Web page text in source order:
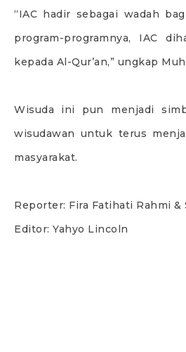
“IAC hadir sebagai wadah
program-programnya, IAC
kepada Al-Qur’an,” ungkap
Wisuda ini pun menjadi
wisudawan untuk terus
masyarakat.
Reporter: Fira Fatihati Rahmi &
Editor: Yahyo Lincoln